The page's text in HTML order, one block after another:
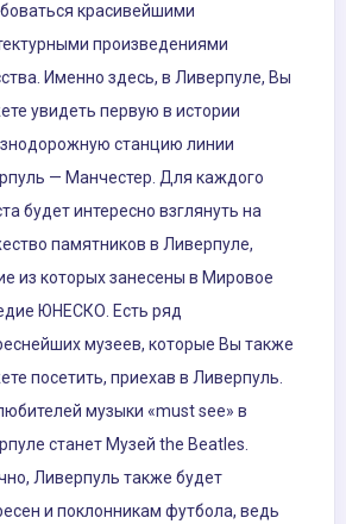
красивейшими
произведениями
Именно здесь, в Ливерпуле, Вы
увидеть первую в истории
станцию линии
— Манчестер. Для каждого
будет интересно взглянуть на
памятников в Ливерпуле,
из которых занесены в Мировое
ЮНЕСКО. Есть ряд
музеев, которые Вы также
посетить, приехав в Ливерпуль.
музыки «must see» в
станет Музей the Beatles.
Ливерпуль также будет
и поклонникам футбола, ведь